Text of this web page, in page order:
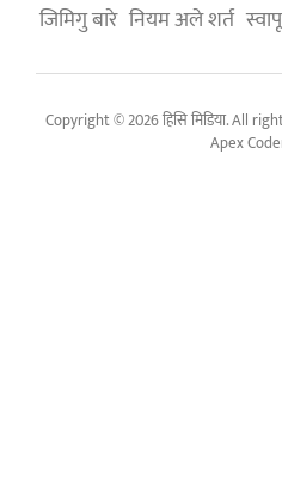
जिमिगु बारे नियम अले शर्त स्वापू
Copyright © 2026 हिसि मिडिया. All
Apex